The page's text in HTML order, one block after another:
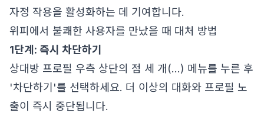
자정 작용을 활성화하는 데 기여합니다.
위피에서 불쾌한 사용자를 만났을 때 대처 방법
1단계: 즉시 차단하기
상대방 프로필 우측 상단의 점 세 개(...) 메뉴를 누른 후
'차단하기'를 선택하세요. 더 이상의 대화와 프로필 노
출이 즉시 중단됩니다.